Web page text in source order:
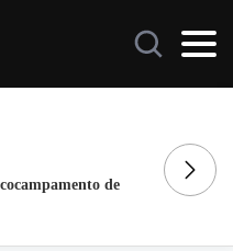
50 más bellos